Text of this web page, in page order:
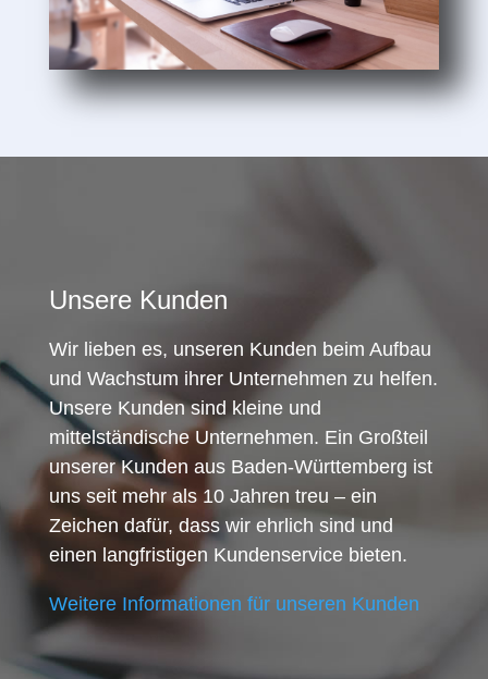
Unsere Kunden
Wir lieben es, unseren Kunden beim Aufbau
und Wachstum ihrer Unternehmen zu helfen.
Unsere Kunden sind kleine und
mittelständische Unternehmen. Ein Großteil
unserer Kunden aus Baden-Württemberg ist
uns seit mehr als 10 Jahren treu – ein
Zeichen dafür, dass wir ehrlich sind und
einen langfristigen Kundenservice bieten.
Weitere Informationen für unseren Kunden